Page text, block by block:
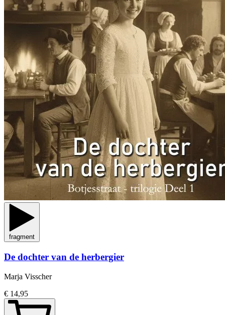
fragment
De dochter van de herbergier
Marja Visscher
€ 14,95